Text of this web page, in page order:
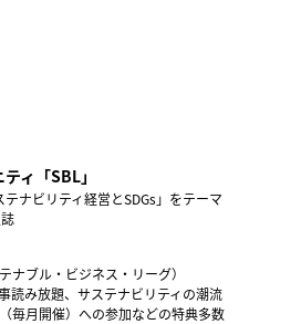
ィ「SBL」
ナビリティ経営とSDGs」をテーマ
ナブル・ビジネス・リーグ）
読み放題、サステナビリティの潮流
毎月開催）への参加などの特典多数